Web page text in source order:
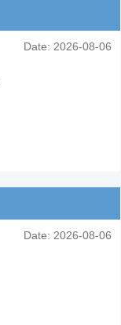
Date: 2026-08-06
Date: 2026-08-06